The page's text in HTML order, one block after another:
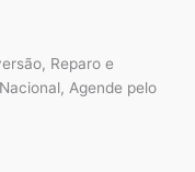
Reparo e
Agende pelo